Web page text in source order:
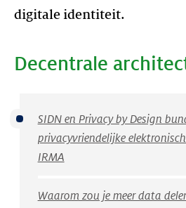
Decentrale
SIDN en Privacy by Design
privacyvriendelijke
IRMA
Waarom zou je meer data